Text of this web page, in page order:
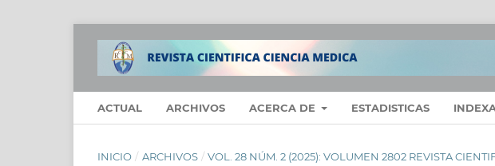
ACTUAL ARCHIVOS ACERCA DE ESTADISTICAS
INICIO / ARCHIVOS / VOL. 28 NÚM. 2 (2025): VOLUMEN 2802 REVISTA